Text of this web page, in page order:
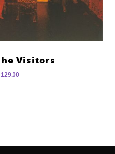
Visitors
129.00